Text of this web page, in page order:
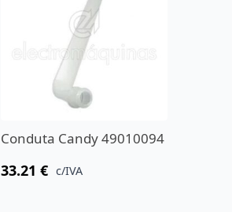
Conduta Candy 49010094
33.21 € c/IVA